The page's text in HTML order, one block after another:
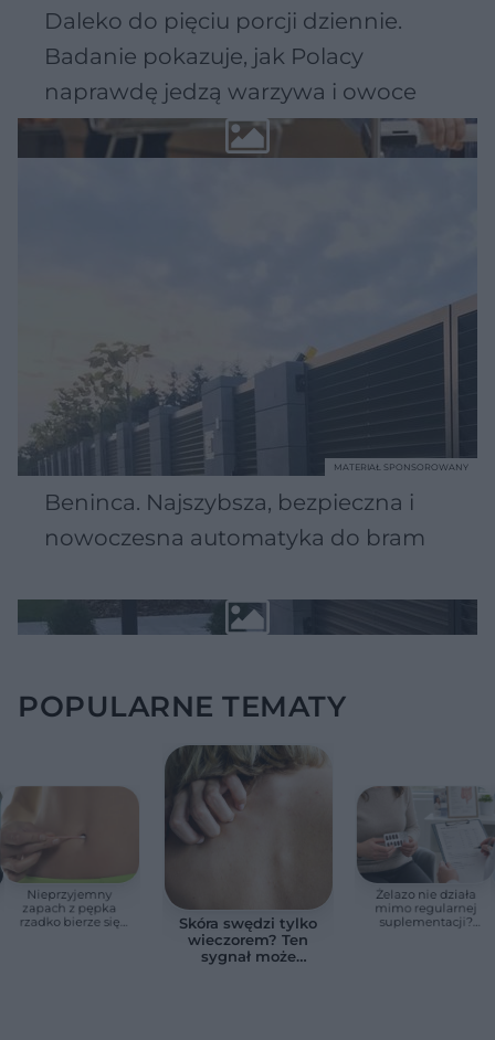
Daleko do pięciu porcji dziennie.
Badanie pokazuje, jak Polacy
naprawdę jedzą warzywa i owoce
Beninca. Najszybsza, bezpieczna i
nowoczesna automatyka do bram
MATERIAŁ SPONSOROWANY
POPULARNE TEMATY
Nieprzyjemny
zapach z pępka
rzadko bierze się
Skóra swędzi tylko
wieczorem? Ten
sygnał może
Żelazo nie działa
mimo regularnej
suplementacji?